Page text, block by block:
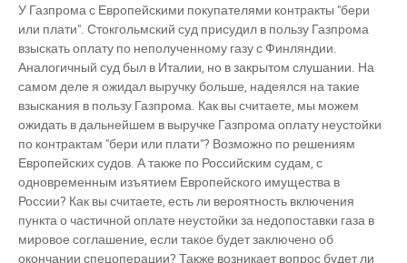
У Газпрома с Европейскими покупателями контракты "бери
или плати". Стокгольмский суд присудил в пользу Газпрома
взыскать оплату по неполученному газу с Финляндии.
Аналогичный суд был в Италии, но в закрытом слушании. На
самом деле я ожидал выручку больше, надеялся на такие
взыскания в пользу Газпрома. Как вы считаете, мы можем
ожидать в дальнейшем в выручке Газпрома оплату неустойки
по контрактам "бери или плати"? Возможно по решениям
Европейских судов. А также по Российским судам, с
одновременным изъятием Европейского имущества в
России? Как вы считаете, есть ли вероятность включения
пункта о частичной оплате неустойки за недопоставки газа в
мировое соглашение, если такое будет заключено об
окончании спецоперации? Также возникает вопрос будет ли